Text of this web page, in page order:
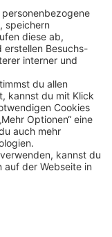
Versandkosten und ggf.